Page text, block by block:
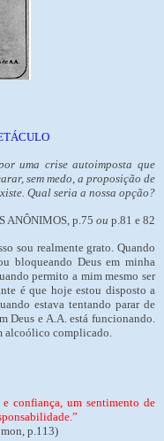
uma crise autoimposta que
sem medo, a proposição de
Qual seria a nossa opção?
ANÔNIMOS, p.75 ou p.81 e 82
sou realmente grato. Quando
bloqueando Deus em minha
permito a mim mesmo ser
é que hoje estou disposto a
estava tentando parar de
Deus e A.A. está funcionando.
alcoólico complicado.
confiança, um sentimento de
p.113)